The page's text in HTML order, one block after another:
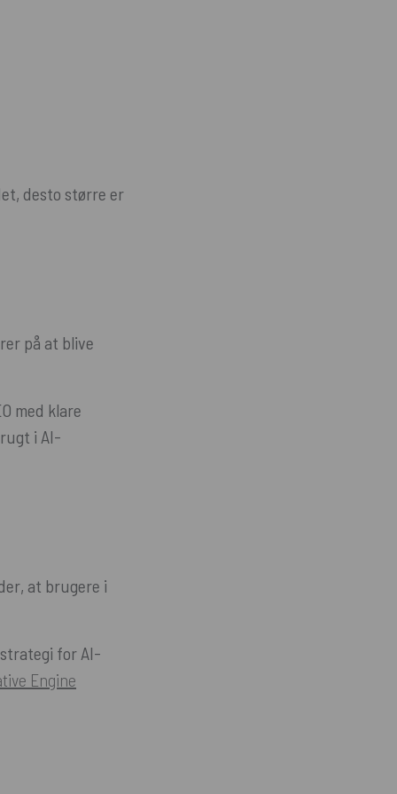
desto større er
på at blive
med klare
i AI-
at brugere i
for AI-
Engine